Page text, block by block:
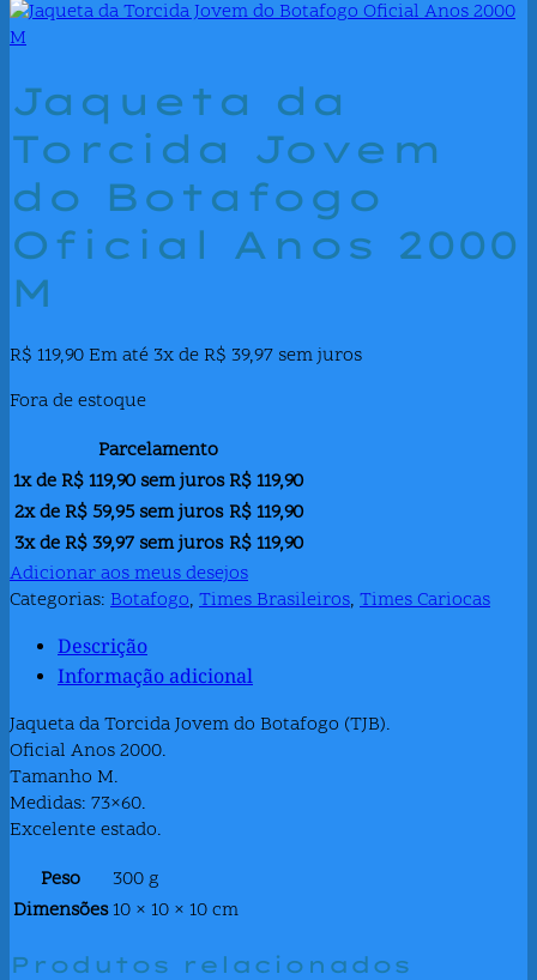
Jaqueta da
Torcida Jovem
do Botafogo
Oficial Anos 2000
M
R$ 119,90Em até 3x deR$ 39,97 sem juros
Fora de estoque
Parcelamento
1x de R$119,90sem juros R$119,90
2x de R$ 59,95sem juros R$119,90
3x de R$39,97 sem juros R$119,90
Adicionar aos meus desejos
Categorias: Botafogo, Times Brasileiros, Times Cariocas
Descrição
Informação adicional
Jaqueta da Torcida Jovem do Botafogo (TJB).
Oficial Anos 2000.
Tamanho M.
Medidas: 73×60.
Excelente estado.
Peso
300 g
Dimensões 10 × 10 × 10 cm
Produtos relacionados